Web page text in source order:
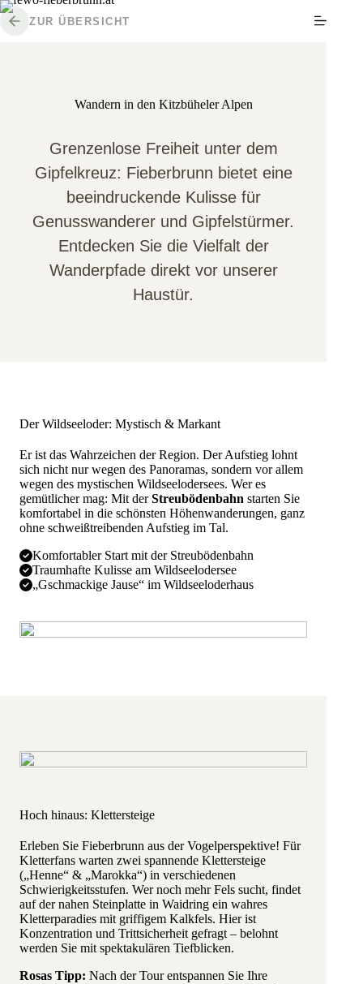
Zum
Inhalt
ZUR ÜBERSICHT
Wandern in den Kitzbüheler Alpen
Grenzenlose Freiheit unter dem
Gipfelkreuz: Fieberbrunn bietet eine
beeindruckende Kulisse für
Genusswanderer und Gipfelstürmer.
Entdecken Sie die Vielfalt der
Wanderpfade direkt vor unserer
Haustür.
Der Wildseeloder: Mystisch & Markant
Er ist das Wahrzeichen der Region. Der Aufstieg lohnt
sich nicht nur wegen des Panoramas, sondern vor allem
wegen des mystischen Wildseelodersees. Wer es
gemütlicher mag: Mit derStreubödenbahn starten Sie
komfortabel in die schönsten Höhenwanderungen, ganz
ohne schweißtreibenden Aufstieg im Tal.
Komfortabler Start mit der Streubödenbahn
Traumhafte Kulisse am Wildseelodersee
„Gschmackige Jause“ im Wildseeloderhaus
Hoch hinaus: Klettersteige
Erleben Sie Fieberbrunn aus der Vogelperspektive! Für
Kletterfans warten zwei spannende Klettersteige
(„Henne“ & „Marokka“) in verschiedenen
Schwierigkeitsstufen. Wer noch mehr Fels sucht, findet
auf der nahen Steinplatte in Waidring ein wahres
Kletterparadies mit griffigem Kalkfels. Hier ist
Konzentration und Trittsicherheit gefragt – belohnt
werden Sie mit spektakulären Tiefblicken.
Rosas Tipp: Nach der Tour entspannen Sie Ihre